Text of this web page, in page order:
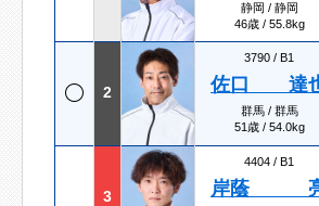
静岡 / 静岡
46歳 / 55.8kg
2
3790 / B1
佐口 達
群馬 / 群馬
51歳 / 54.0kg
3
4404 / B1
岸蔭